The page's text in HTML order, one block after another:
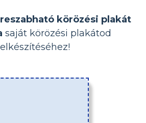
körözési plakát
saját körözési plakátod
elkészítéséhez!